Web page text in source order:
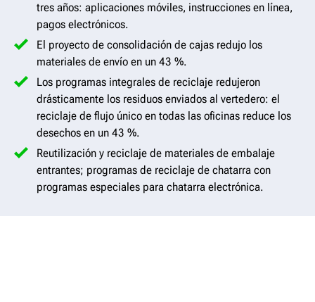
tres años: aplicaciones móviles, instrucciones en línea,
pagos electrónicos.
El proyecto de consolidación de cajas redujo los
materiales de envío en un 43 %.
Los programas integrales de reciclaje redujeron
drásticamente los residuos enviados al vertedero: el
reciclaje de flujo único en todas las oficinas reduce los
desechos en un 43 %.
Reutilización y reciclaje de materiales de embalaje
entrantes; programas de reciclaje de chatarra con
programas especiales para chatarra electrónica.